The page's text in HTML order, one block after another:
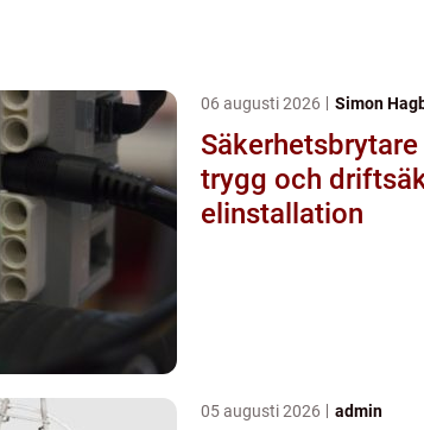
06 augusti 2026 Simon
Säkerhetsbrytare grunden för
trygg och
elinstallation
05 augusti 2026 admin